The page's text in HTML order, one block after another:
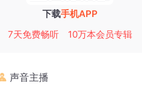
下载手机APP
7天免费畅听
10万本会员专辑
声音主播